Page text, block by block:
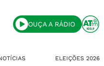
OUÇA A RÁDIO
ELEIÇÕES 2026